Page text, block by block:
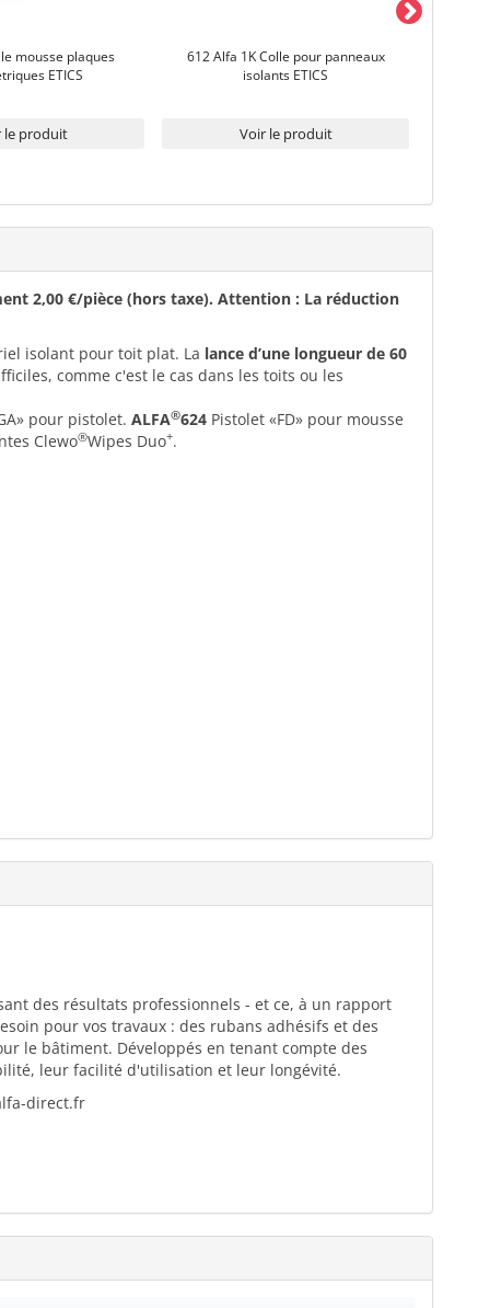
mousse plaques
ETICS
le produit
612 Alfa 1K Colle pour panneaux
isolants ETICS
Voir le produit
2,00 €/pièce (hors taxe). Attention : La réduction
isolant pour toit plat. La lance d’une longueur de 60
comme c'est le cas dans les toits ou les
pour pistolet. ALFA®624 Pistolet «FD» pour mousse
Clewo®Wipes Duo+.
des résultats professionnels - et ce, à un rapport
pour vos travaux : des rubans adhésifs et des
le bâtiment. Développés en tenant compte des
leur facilité d'utilisation et leur longévité.
direct.fr